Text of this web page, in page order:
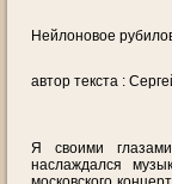
Нейлоновое
автор текста :
Я своими
наслаждался